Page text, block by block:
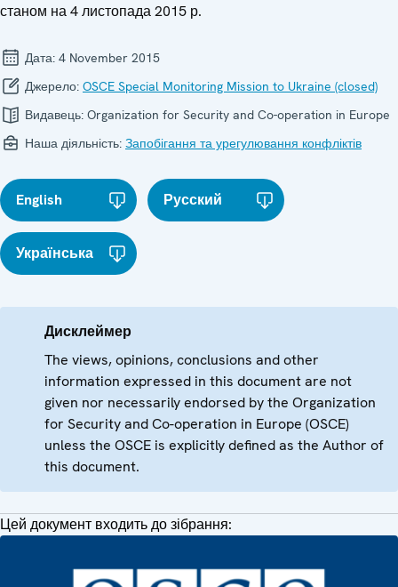
станом на 4 листопада 2015 р.
Дата: 4 November 2015
Джерело: OSCE Special Monitoring Mission to Ukraine (closed)
Видавець: Organization for Security and Co-operation in Europe
Наша діяльність: Запобігання та урегулювання конфліктів
English Русский
Українська
Дисклеймер
The views, opinions, conclusions and other
information expressed in this document are not
given nor necessarily endorsed by the Organization
for Security and Co-operation in Europe (OSCE)
unless the OSCE is explicitly defined as the Author of
this document.
Цей документ входить до зібрання: